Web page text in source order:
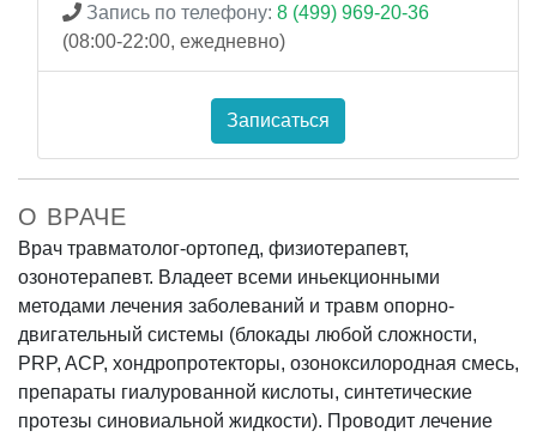
Запись по телефону: 8 (499) 969-20-36
(08:00-22:00, ежедневно)
Записаться
О ВРАЧЕ
Врач травматолог-ортопед, физиотерапевт,
озонотерапевт. Владеет всеми иньекционными
методами лечения заболеваний и травм опорно-
двигательный системы (блокады любой сложности,
PRP, ACP, хондропротекторы, озоноксилородная смесь,
препараты гиалурованной кислоты, синтетические
протезы синовиальной жидкости). Проводит лечение